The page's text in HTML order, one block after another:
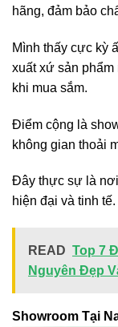
hãng, đảm bảo
Mình thấy cực kỳ
xuất xứ sản phẩm
khi mua sắm.
Điểm cộng là
không gian thoải
Đây thực sự là
hiện đại và tinh tế.
READ Top 7
Nguyên Đẹp
Showroom Tại